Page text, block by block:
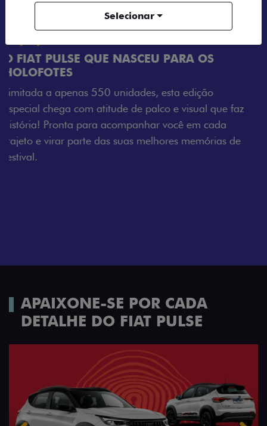
faz
de
APAIXONE-SE POR CADA
DETALHE DO FIAT PULSE
Selecionar